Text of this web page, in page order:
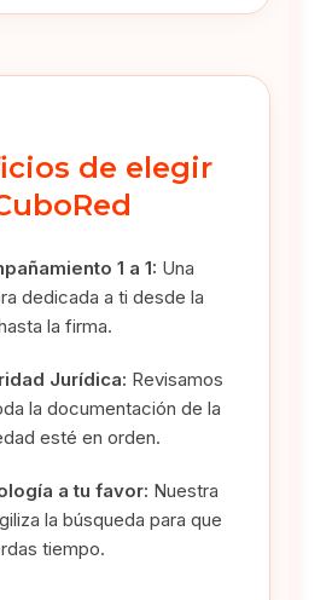
de elegir
1 a 1: Una
dedicada a ti desde la
la firma.
Jurídica: Revisamos
la documentación de la
esté en orden.
a tu favor: Nuestra
la búsqueda para que
tiempo.